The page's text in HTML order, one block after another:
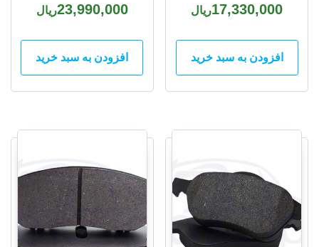
17,330,000ریال
افزودن به سبد خرید
23,990,000ریال
افزودن به سبد خرید